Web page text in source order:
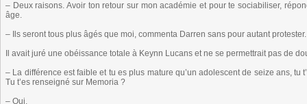
– Deux raisons. Avoir ton retour sur mon académie et pour te sociabiliser,
âge.
– Ils seront tous plus âgés que moi, commenta Darren sans pour autant protester.
Il avait juré une obéissance totale à Keynn Lucans et ne se permettrait pas de
– La différence est faible et tu es plus mature qu’un adolescent de seize ans,
Tu t’es renseigné sur Memoria ?
– Oui.